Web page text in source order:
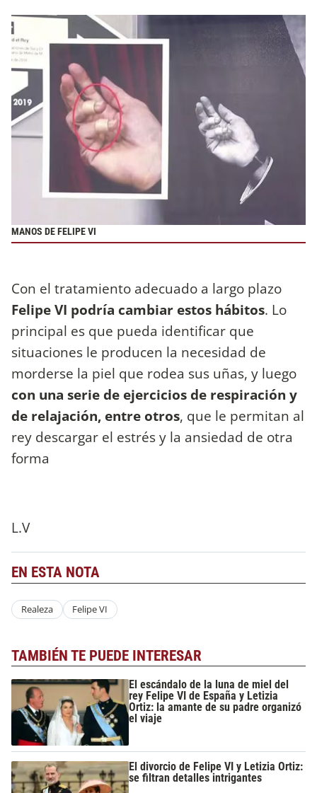
MANOS DE FELIPE VI
Con el tratamiento adecuado a largo plazo
Felipe VI podría cambiar estos hábitos. Lo
principal es que pueda identificar que
situaciones le producen la necesidad de
morderse la piel que rodea sus uñas, y luego
con una serie de ejercicios de respiración y
de relajación, entre otros, que le permitan al
rey descargar el estrés y la ansiedad de otra
forma
L.V
EN ESTA NOTA
Realeza Felipe VI
TAMBIÉN TE PUEDE INTERESAR
El escándalo de la luna de miel del
rey Felipe VI de España y Letizia
Ortiz: la amante de su padre organizó
el viaje
El divorcio de Felipe VI y Letizia Ortiz:
se filtran detalles intrigantes